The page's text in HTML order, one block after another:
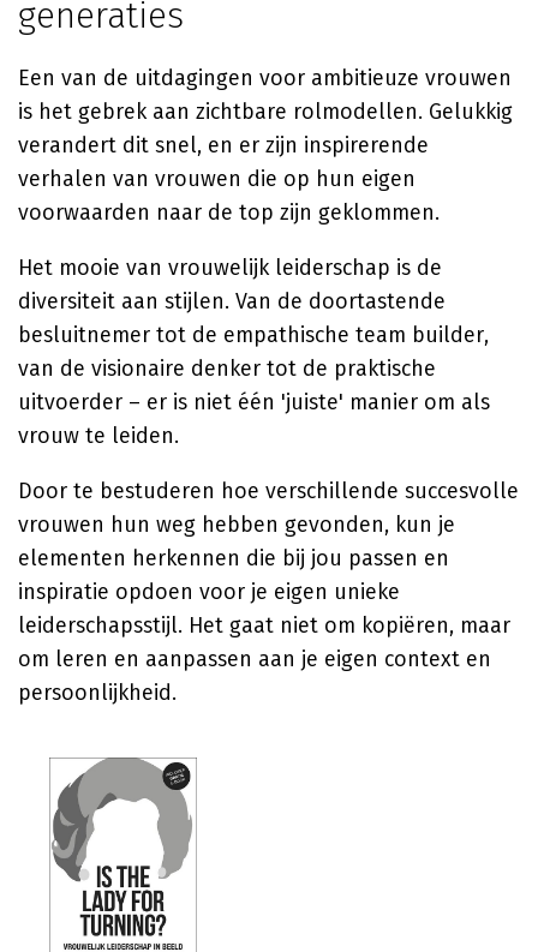
generaties
Een van de uitdagingen voor ambitieuze vrouwen
is het gebrek aan zichtbare rolmodellen. Gelukkig
verandert dit snel, en er zijn inspirerende
verhalen van vrouwen die op hun eigen
voorwaarden naar de top zijn geklommen.
Het mooie van vrouwelijk leiderschap is de
diversiteit aan stijlen. Van de doortastende
besluitnemer tot de empathische team builder,
van de visionaire denker tot de praktische
uitvoerder – er is niet één 'juiste' manier om als
vrouw te leiden.
Door te bestuderen hoe verschillende succesvolle
vrouwen hun weg hebben gevonden, kun je
elementen herkennen die bij jou passen en
inspiratie opdoen voor je eigen unieke
leiderschapsstijl. Het gaat niet om kopiëren, maar
om leren en aanpassen aan je eigen context en
persoonlijkheid.